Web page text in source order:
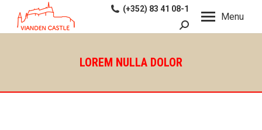
Menu
(+352) 83 41 08-1
Search:
LOREM NULLA DOLOR